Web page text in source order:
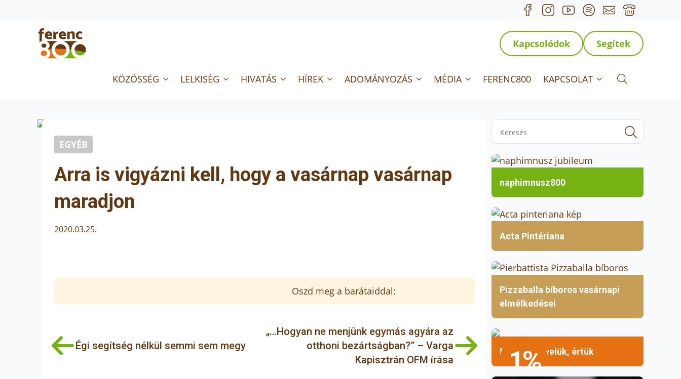
Kapcsolódok Segítek
KÖZÖSSÉG LELKISÉG HIVATÁS HÍREK ADOMÁNYOZÁS MÉDIA FERENC800
KAPCSOLAT
EGYÉB
Arra is vigyázni kell, hogy a vasárnap vasárnap
maradjon
2020.03.25.
Oszd meg a barátaiddal:
Égi segítség nélkül semmi sem megy
„…Hogyan ne menjünk egymás agyára az
otthoni bezártságban?” – Varga
Kapisztrán OFM írása
Search
naphimnusz800
Acta Pintériana
Pizzaballa bíboros vasárnapi
elmélkedései
1%
Mellettük, velük, értük